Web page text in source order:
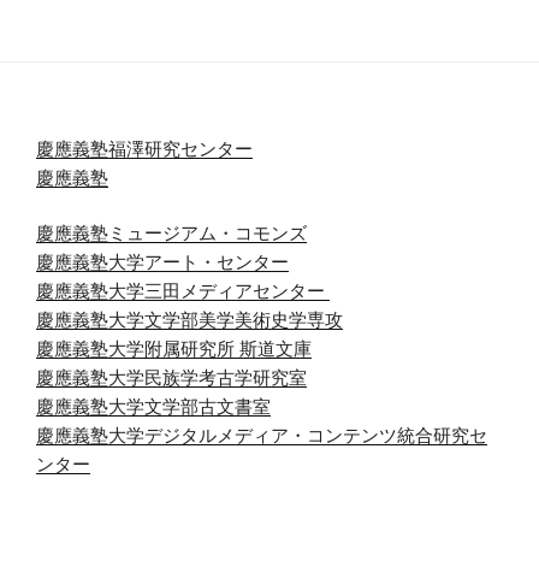
慶應義塾福澤研究センター
慶應義塾
慶應義塾ミュージアム・コモンズ
慶應義塾大学アート・センター
慶應義塾大学三田メディアセンター
慶應義塾大学文学部美学美術史学専攻
慶應義塾大学附属研究所 斯道文庫
慶應義塾大学民族学考古学研究室
慶應義塾大学文学部古文書室
慶應義塾大学デジタルメディア・コンテンツ統合研究セ
ンター